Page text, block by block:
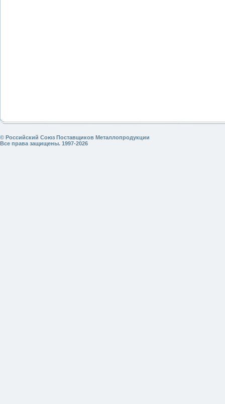
© Российский Союз Поставщиков Металлопродукции
Все права защищены. 1997-2026